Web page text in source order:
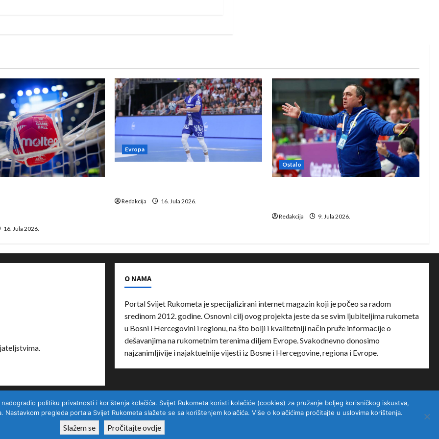
16. Jula 2026.
Evropa
Redakcija 16. Jula 2026.
Ostalo
Redakcija 9. Jula 2026.
O NAMA
Portal Svijet Rukometa je specijalizirani internet magazin koji je počeo sa radom
sredinom 2012. godine. Osnovni cilj ovog projekta jeste da se svim ljubiteljima rukometa
u Bosni i Hercegovini i regionu, na što bolji i kvalitetniji način pruže informacije o
dešavanjima na rukometnim terenima diljem Evrope. Svakodnevno donosimo
najzanimljivije i najaktuelnije vijesti iz Bosne i Hercegovine, regiona i Evrope.
Kontakt
Copyright © All rights reserved.|MoreNewsby AF themes.
politiku privatnosti i korištenja kolačića. Svijet Rukometa koristi kolačiće (cookies) za pružanje boljeg korisničkog iskustva,
pregleda portala Svijet Rukometa slažete se sa korištenjem kolačića. Više o kolačićima pročitajte u uslovima korištenja.
Slažem se Pročitajte ovdje